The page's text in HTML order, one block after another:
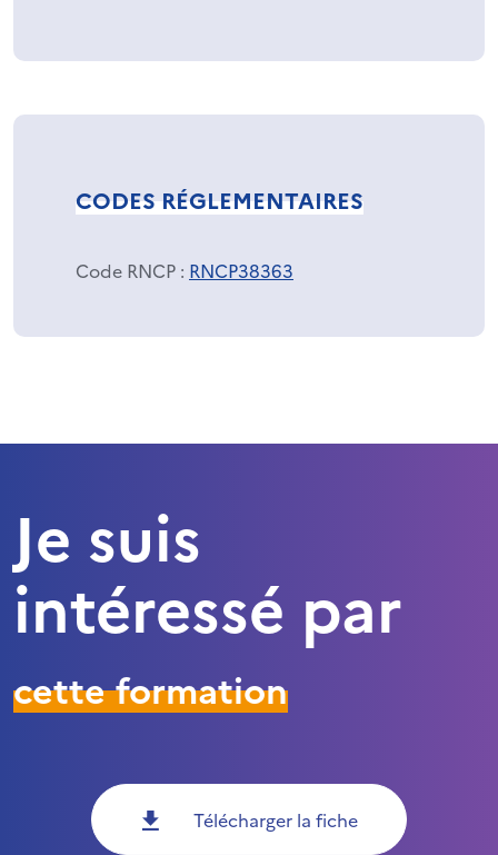
CODES RÉGLEMENTAIRES
Code RNCP : RNCP38363
Je suis
intéressé par
cette formation
Télécharger la fiche